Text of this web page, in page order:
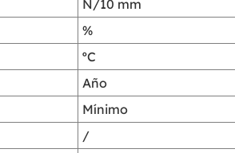
N/10 mm
%
ºC
Año
Mínimo
/